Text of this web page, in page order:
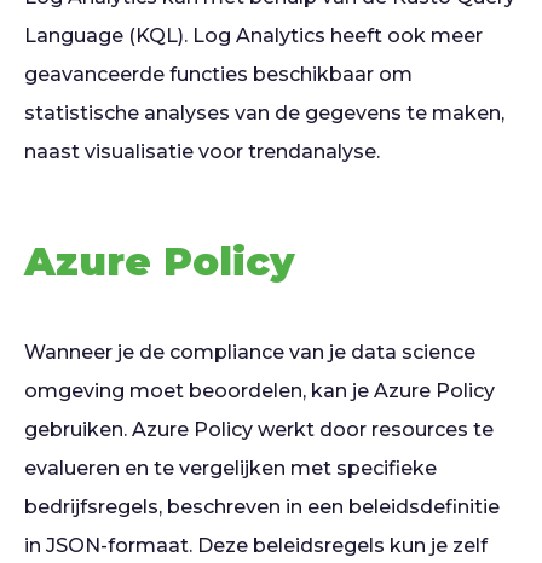
Language (KQL). Log Analytics heeft ook meer
geavanceerde functies beschikbaar om
statistische analyses van de gegevens te maken,
naast visualisatie voor trendanalyse.
Azure Policy
Wanneer je de compliance van je data science
omgeving moet beoordelen, kan je Azure Policy
gebruiken. Azure Policy werkt door resources te
evalueren en te vergelijken met specifieke
bedrijfsregels, beschreven in een beleidsdefinitie
in JSON-formaat. Deze beleidsregels kun je zelf